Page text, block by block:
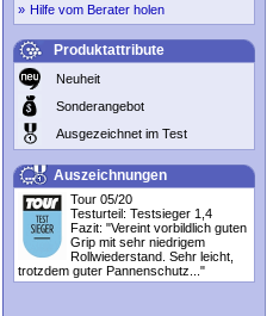
» Hilfe vom Berater holen
Produktattribute
Neuheit
Sonderangebot
Ausgezeichnet im Test
Auszeichnungen
Tour 05/20
Testurteil: Testsieger 1,4
Fazit: "Vereint vorbildlich guten
Grip mit sehr niedrigem
Rollwiederstand. Sehr leicht,
trotzdem guter Pannenschutz..."